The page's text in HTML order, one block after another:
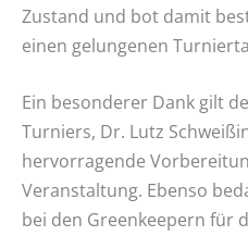
Zustand und bot damit
einen gelungenen
Ein besonderer Dank gilt
Turniers, Dr. Lutz
hervorragende
Veranstaltung. Ebenso
bei den Greenkeepern für